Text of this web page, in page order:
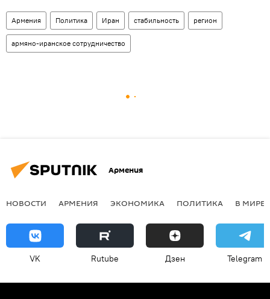
Армения Политика Иран стабильность регион
армяно-иранское сотрудничество
Армения
НОВОСТИ АРМЕНИЯ ЭКОНОМИКА ПОЛИТИКА В МИРЕ
VK Rutube Дзен Telegram